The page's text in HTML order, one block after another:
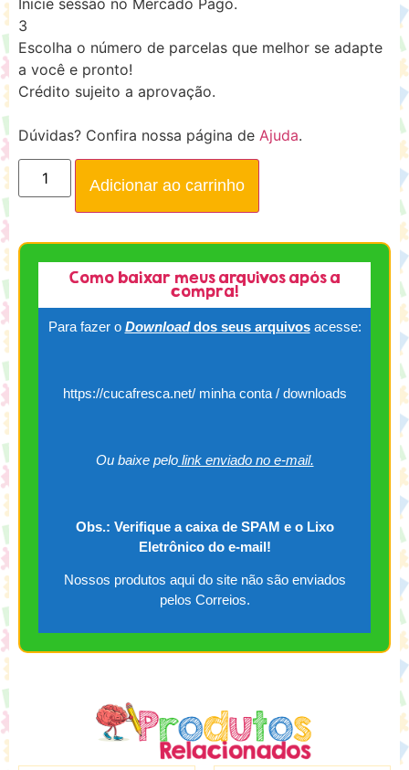
3
Escolha o número de parcelas que melhor se adapte
a você e pronto!
Crédito sujeito a aprovação.
Dúvidas? Confira nossa página de Ajuda.
Adicionar ao carrinho
Como baixar meus arquivos após a
compra!
Para fazer o Downloaddos seus arquivos acesse:
https://cucafresca.net/ minha conta / downloads
Ou baixe pelolink enviado no e-mail.
Obs.: Verifique a caixa de SPAM e o Lixo
Eletrônico do e-mail!
Nossos produtos aqui do site não são enviados
pelos Correios.